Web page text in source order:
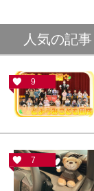
人気の記事
9
7